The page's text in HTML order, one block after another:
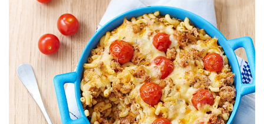
DIFFICULTÉ
PRÉPARATION
10 Min